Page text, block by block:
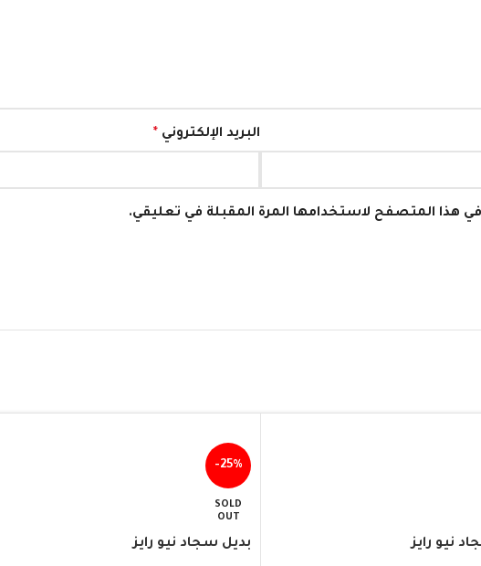
البريد الإلكتروني *
في هذا المتصفح لاستخدامها المرة المقبلة في تعليقي.
نيو رايز
-25%
SOLD
OUT
بديل سجاد نيو رايز